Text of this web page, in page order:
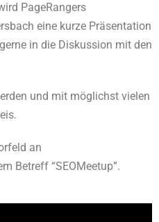
PageRangers
eine kurze Präsentation
in die Diskussion mit den
und mit möglichst vielen
an
Betreff “SEOMeetup”.